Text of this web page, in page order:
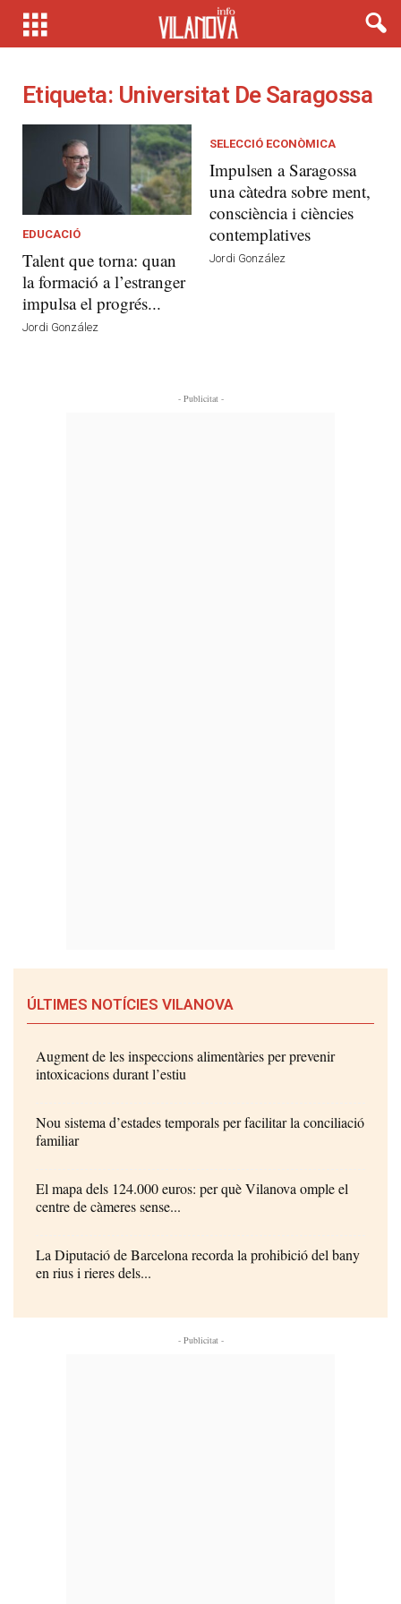
Etiqueta: Universitat De Saragossa
EDUCACIÓ
Talent que torna: quan
la formació a l’estranger
impulsa el progrés...
Jordi González
SELECCIÓ ECONÒMICA
Impulsen a Saragossa
una càtedra sobre ment,
consciència i ciències
contemplatives
Jordi González
- Publicitat -
ÚLTIMES NOTÍCIES VILANOVA
Augment de les inspeccions alimentàries per prevenir
intoxicacions durant l’estiu
Nou sistema d’estades temporals per facilitar la conciliació
familiar
El mapa dels 124.000 euros: per què Vilanova omple el
centre de càmeres sense...
La Diputació de Barcelona recorda la prohibició del bany
en rius i rieres dels...
- Publicitat -